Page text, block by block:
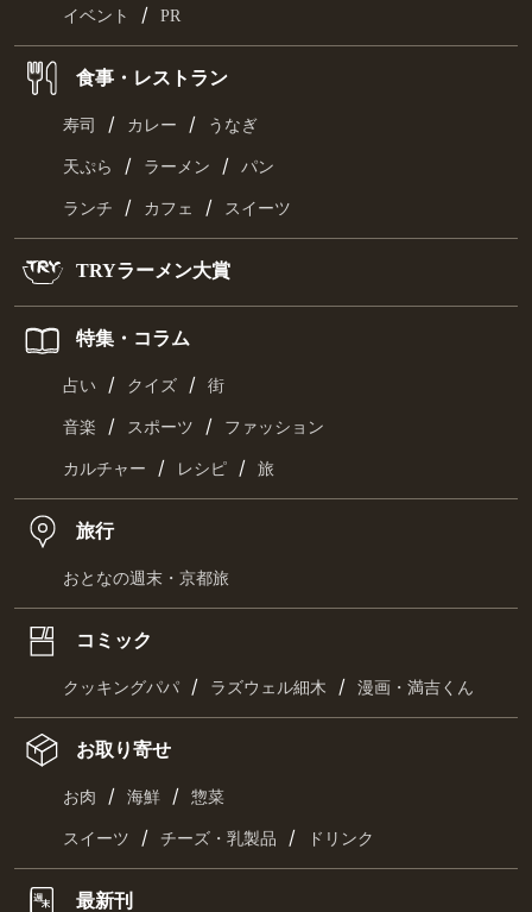
イベント / PR
食事・レストラン
寿司 / カレー / うなぎ
天ぷら / ラーメン / パン
ランチ / カフェ / スイーツ
TRYラーメン大賞
特集・コラム
占い / クイズ / 街
音楽 / スポーツ / ファッション
カルチャー / レシピ / 旅
旅行
おとなの週末・京都旅
コミック
クッキングパパ / ラズウェル細木 / 漫画・満吉くん
お取り寄せ
お肉 / 海鮮 / 惣菜
スイーツ / チーズ・乳製品 / ドリンク
最新刊